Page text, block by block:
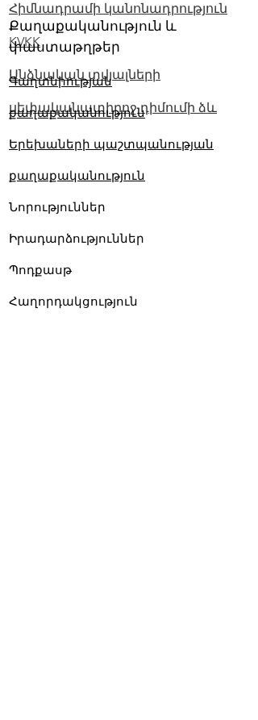
Հիմնադրամի կանոնադրություն
KVKK
Անձնական տվյալների
սեփականատիրոջ դիմումի ձև
Քաղաքականություն և
փաստաթղթեր
Գաղտնիության
քաղաքականություն
Երեխաների պաշտպանության
քաղաքականություն
Նորություններ
Իրադարձություններ
Պոդքասթ
Հաղորդակցություն